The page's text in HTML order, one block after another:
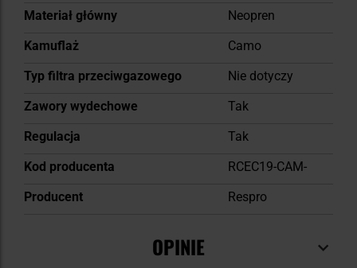
Materiał główny
Neopren
Kamuflaż
Camo
Typ filtra przeciwgazowego
Nie dotyczy
Zawory wydechowe
Tak
Regulacja
Tak
Kod producenta
RCEC19-CAM-
Producent
Respro
OPINIE